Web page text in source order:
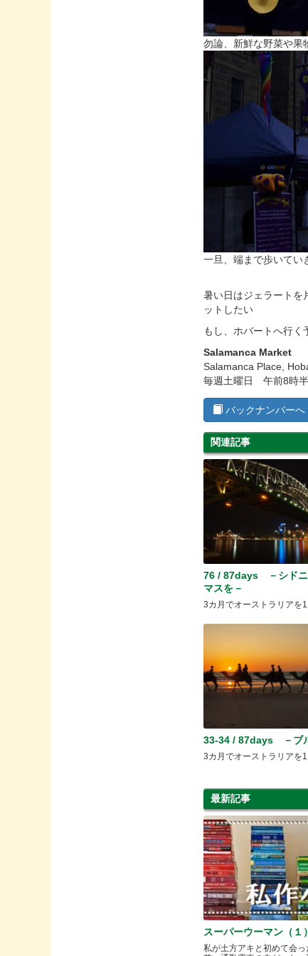
勿論、新鮮な野菜や果
一旦、端まで歩いてい
暑い日はジェラートを
ットしたい
もし、ホバートへ行く
Salamanca Market
Salamanca Place,
毎週土曜日 午前8時
バックナンバーへ
関連記事
76 / 87days －シドニ
マスを－
3カ月でオーストラリアを
33-34 / 87days －ブ
3カ月でオーストラリアを
最新記事
スーパーウーマン（１）
私が土方アキと初めて会